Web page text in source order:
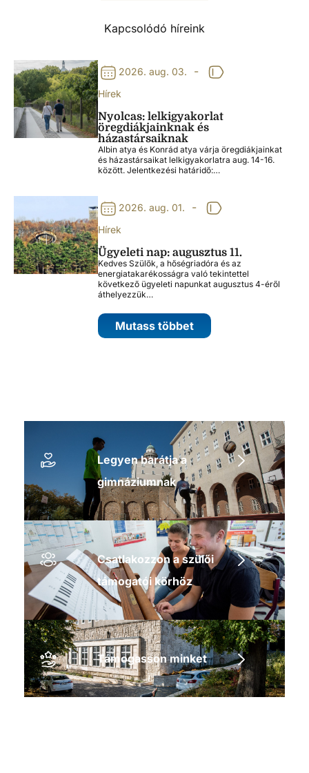
Kapcsolódó híreink
2026. aug. 03. -
Hírek
Nyolcas: lelkigyakorlat
öregdiákjainknak és
házastársaiknak
Albin atya és Konrád atya várja öregdiákjainkat
és házastársaikat lelkigyakorlatra aug. 14-16.
között. Jelentkezési határidő:…
2026. aug. 01. -
Hírek
Ügyeleti nap: augusztus 11.
Kedves Szülők, a hőségriadóra és az
energiatakarékosságra való tekintettel
következő ügyeleti napunkat augusztus 4-éről
áthelyezzük…
Mutass többet
Legyen barátja a
gimnáziumnak
Csatlakozzon a szülői
támogatói körhöz
Támogasson minket